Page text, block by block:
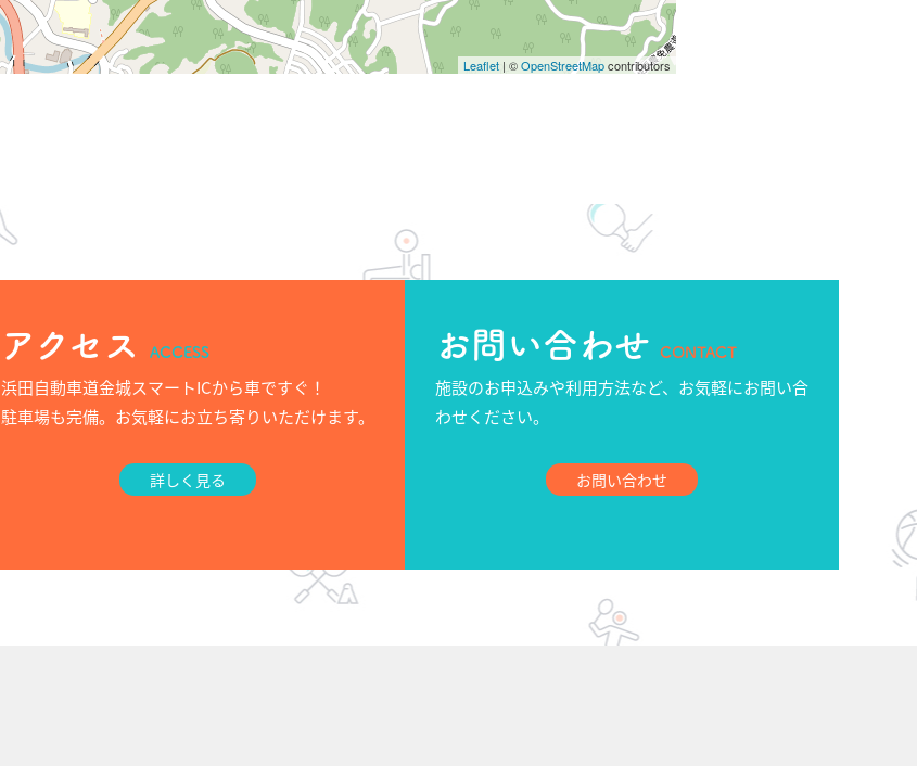
Leaflet | ©OpenStreetMapcontributors
アクセス ACCESS
浜田自動車道金城スマートICから車ですぐ！
駐車場も完備。お気軽にお立ち寄りいただけます。
詳しく見る
お問い合わせ CONTACT
施設のお申込みや利用方法など、お気軽にお問い合
わせください。
お問い合わせ